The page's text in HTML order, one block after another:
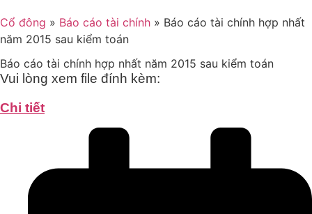
Cổ đông » Báo cáo tài chính » Báo cáo tài chính hợp nhất
năm 2015 sau kiểm toán
Báo cáo tài chính hợp nhất năm 2015 sau kiểm toán
Vui lòng xem file đính kèm:
Chi tiết